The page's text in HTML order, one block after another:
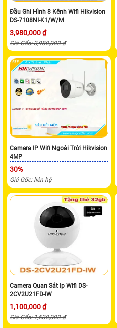
Đầu Ghi Hình 8 Kênh Wifi Hikvision
DS-7108NI-K1/W/M
3,980,000 ₫
Giá Gốc: 3,980,000 ₫
Camera IP Wifi Ngoài Trời Hikvision
4MP
30%
Giá Gốc: liên hệ
Camera Quan Sát Ip Wifi DS-
2CV2U21FD-IW
1,100,000 ₫
Giá Gốc: 1,630,000 ₫